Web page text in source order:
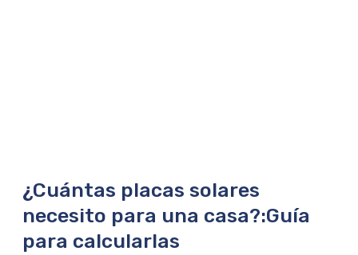
¿Cuántas placas solares
necesito para una casa?:Guía
para calcularlas